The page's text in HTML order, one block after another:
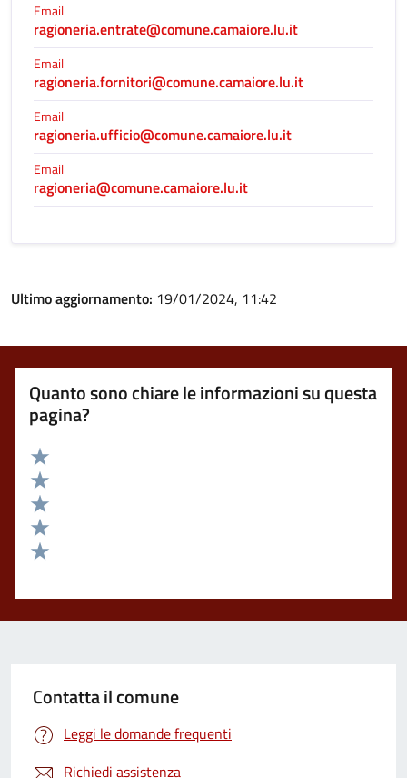
Email
ragioneria.entrate@comune.camaiore.lu.it
Email
ragioneria.fornitori@comune.camaiore.lu.it
Email
ragioneria.ufficio@comune.camaiore.lu.it
Email
ragioneria@comune.camaiore.lu.it
Ultimo aggiornamento: 19/01/2024, 11:42
Quanto sono chiare le informazioni su questa
pagina?
Valuta 5 stelle su 5
Valuta 4 stelle su 5
Valuta 3 stelle su 5
Valuta 2 stelle su 5
Contatta il comune
Leggi le domande frequenti
Richiedi assistenza